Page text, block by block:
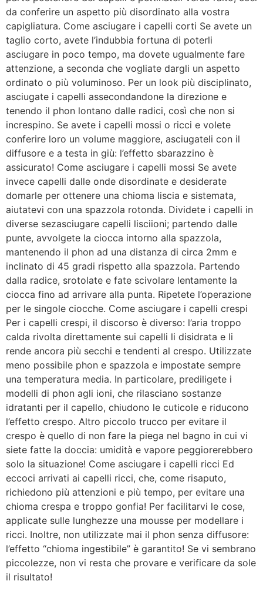
da conferire un aspetto più disordinato alla vostra
capigliatura. Come asciugare i capelli corti Se avete un
taglio corto, avete l’indubbia fortuna di poterli
asciugare in poco tempo, ma dovete ugualmente fare
attenzione, a seconda che vogliate dargli un aspetto
ordinato o più voluminoso. Per un look più disciplinato,
asciugate i capelli assecondandone la direzione e
tenendo il phon lontano dalle radici, così che non si
increspino. Se avete i capelli mossi o ricci e volete
conferire loro un volume maggiore, asciugateli con il
diffusore e a testa in giù: l’effetto sbarazzino è
assicurato! Come asciugare i capelli mossi Se avete
invece capelli dalle onde disordinate e desiderate
domarle per ottenere una chioma liscia e sistemata,
aiutatevi con una spazzola rotonda. Dividete i capelli in
diverse sezasciugare capelli lisciioni; partendo dalle
punte, avvolgete la ciocca intorno alla spazzola,
mantenendo il phon ad una distanza di circa 2mm e
inclinato di 45 gradi rispetto alla spazzola. Partendo
dalla radice, srotolate e fate scivolare lentamente la
ciocca fino ad arrivare alla punta. Ripetete l’operazione
per le singole ciocche. Come asciugare i capelli crespi
Per i capelli crespi, il discorso è diverso: l’aria troppo
calda rivolta direttamente sui capelli li disidrata e li
rende ancora più secchi e tendenti al crespo. Utilizzate
meno possibile phon e spazzola e impostate sempre
una temperatura media. In particolare, prediligete i
modelli di phon agli ioni, che rilasciano sostanze
idratanti per il capello, chiudono le cuticole e riducono
l’effetto crespo. Altro piccolo trucco per evitare il
crespo è quello di non fare la piega nel bagno in cui vi
siete fatte la doccia: umidità e vapore peggiorerebbero
solo la situazione! Come asciugare i capelli ricci Ed
eccoci arrivati ai capelli ricci, che, come risaputo,
richiedono più attenzioni e più tempo, per evitare una
chioma crespa e troppo gonfia! Per facilitarvi le cose,
applicate sulle lunghezze una mousse per modellare i
ricci. Inoltre, non utilizzate mai il phon senza diffusore:
l’effetto “chioma ingestibile” è garantito! Se vi sembrano
piccolezze, non vi resta che provare e verificare da sole
il risultato!